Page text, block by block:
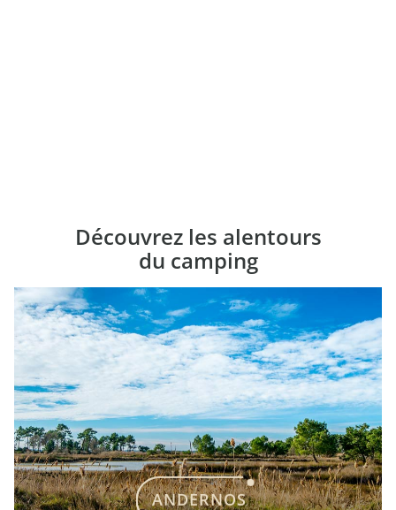
Découvrez les alentours
du camping
ANDERNOS